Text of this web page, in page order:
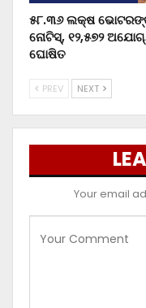
୫୮.୩୬ ଲକ୍ଷ
ନୋଟିସ୍‌, ୧୨,୫୭୨
ଘୋଷିତ
PREV NEXT
Your email